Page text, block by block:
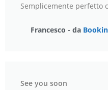
Semplicemente perfetto
Francesco - da
See you soon